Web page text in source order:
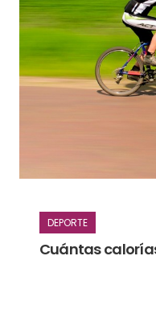
DEPORTE
Cuántas